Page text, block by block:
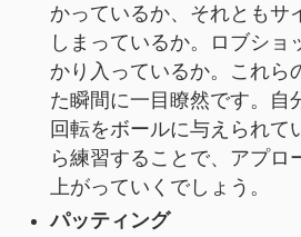
かっているか、それともサ
しまっているか。ロブショ
かり入っているか。これら
た瞬間に一目瞭然です。自
回転をボールに与えられて
ら練習することで、アプロ
上がっていくでしょう。
パッティング